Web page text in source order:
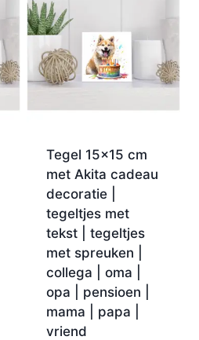
Tegel 15×15 cm
met Akita cadeau
decoratie |
tegeltjes met
tekst | tegeltjes
met spreuken |
collega | oma |
opa | pensioen |
mama | papa |
vriend